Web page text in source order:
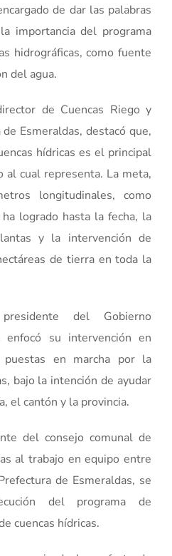
de dar las palabras
importancia del programa
hidrográficas, como fuente
del agua.
de Cuencas Riego y
Esmeraldas, destacó que,
hídricas es el principal
cual representa. La meta,
longitudinales, como
logrado hasta la fecha, la
y la intervención de
de tierra en toda la
del Gobierno
enfocó su intervención en
puestas en marcha por la
bajo la intención de ayudar
el cantón y la provincia.
del consejo comunal de
al trabajo en equipo entre
de Esmeraldas, se
del programa de
cuencas hídricas.